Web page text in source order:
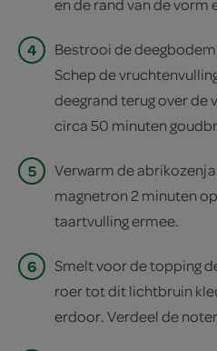
4
Bestrooi de
Schep de
deegrand terug over de
circa 50 minuten
5
Verwarm de
magnetron 2 minuten
taartvulling ermee.
6
Smelt voor de topping
roer tot dit lichtbruin
erdoor. Verdeel de